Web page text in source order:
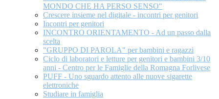
MONDO CHE HA PERSO SENSO"
Crescere insieme nel digitale - incontri per genitori
Incontri per genitori
INCONTRO ORIENTAMENTO - Ad un passo dalla
scelta
"GRUPPO DI PAROLA" per bambini e ragazzi
Ciclo di laboratori e letture per genitori e ​bambini 3/10
anni - Centro per le Famiglie della Romagna Forlivese
PUFF - Uno sguardo attento alle nuove sigarette
elettroniche
Studiare in famiglia